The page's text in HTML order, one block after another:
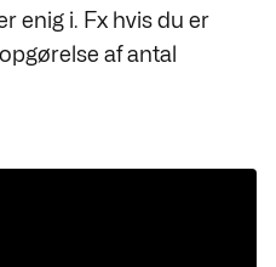
enig i. Fx hvis du er
af antal